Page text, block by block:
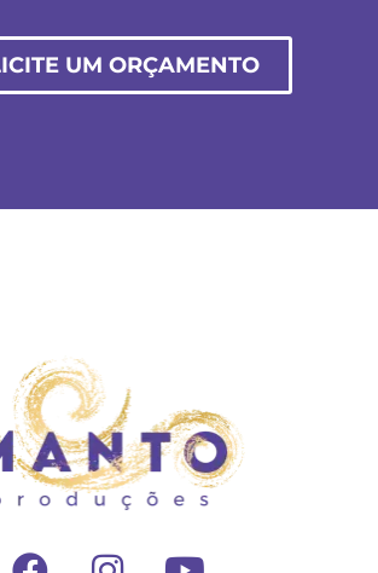
UM ORÇAMENTO
F
I
Y